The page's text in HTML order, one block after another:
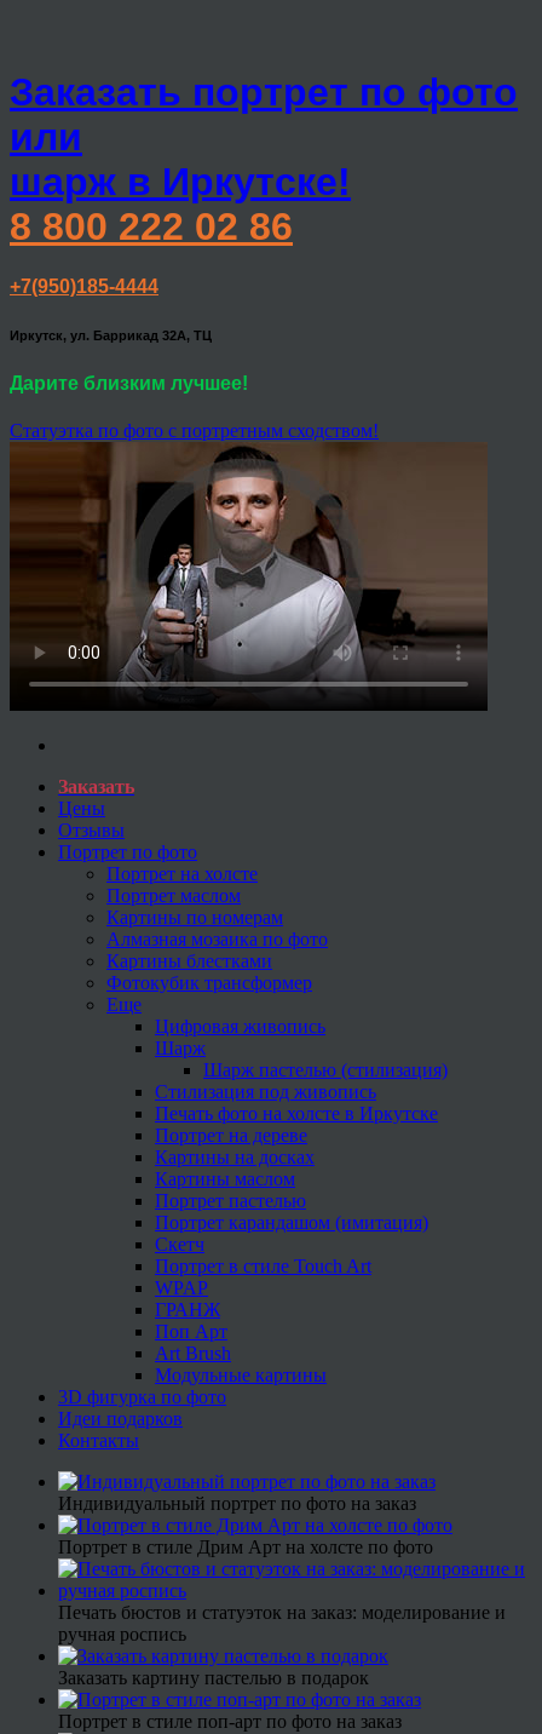
Заказать портрет по фото
или
шарж в Иркутске!
8 800 222 02 86
+7(950)185-4444
Иркутск, ул. Баррикад 32А, ТЦ
Дарите близким лучшее!
Статуэтка по фото с портретным сходством!
Заказать
Цены
Отзывы
Портрет по фото
Портрет на холсте
Портрет маслом
Картины по номерам
Алмазная мозаика по фото
Картины блестками
Фотокубик трансформер
Еще
Цифровая живопись
Шарж
Шарж пастелью (стилизация)
Стилизация под живопись
Печать фото на холсте в Иркутске
Портрет на дереве
Картины на досках
Картины маслом
Портрет пастелью
Портрет карандашом (имитация)
Скетч
Портрет в стиле Touch Art
WPAP
ГРАНЖ
Поп Арт
Art Brush
Модульные картины
3D фигурка по фото
Идеи подарков
Контакты
Индивидуальный портрет по фото на заказ
Портрет в стиле Дрим Арт на холсте по фото
Печать бюстов и статуэток на заказ: моделирование и
ручная роспись
Заказать картину пастелью в подарок
Портрет в стиле поп-арт по фото на заказ